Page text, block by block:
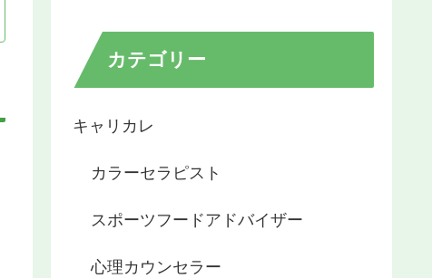
カテゴリー
キャリカレ
カラーセラピスト
スポーツフードアドバイザー
心理カウンセラー